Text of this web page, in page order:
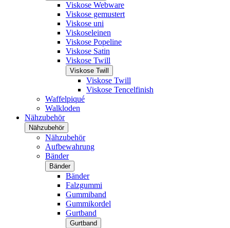
Viskose Webware
Viskose gemustert
Viskose uni
Viskoseleinen
Viskose Popeline
Viskose Satin
Viskose Twill
Viskose Twill
Viskose Twill
Viskose Tencelfinish
Waffelpiqué
Walkloden
Nähzubehör
Nähzubehör
Nähzubehör
Aufbewahrung
Bänder
Bänder
Bänder
Falzgummi
Gummiband
Gummikordel
Gurtband
Gurtband